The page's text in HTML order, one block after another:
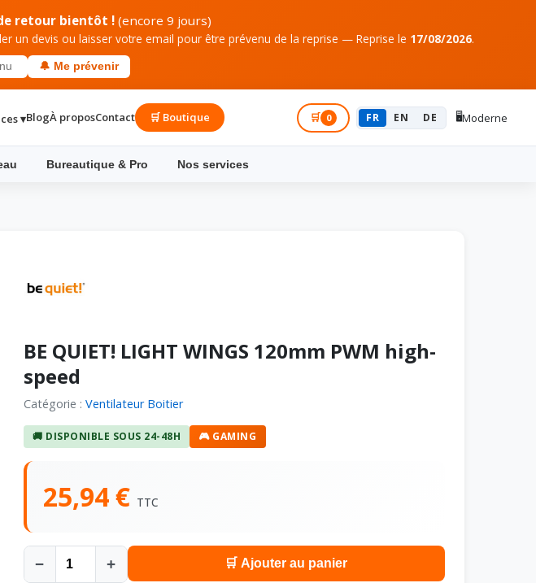
retour bientôt ! (encore 9 jours)
un devis ou laisser votre email pour être prévenu de la reprise — Reprise le 17/08/2026.
🔔 Me prévenir
▾BlogÀ proposContact 🛒 Boutique 🛒 0 FR EN DE 🖥️Moderne
Bureautique & Pro Nos services
BE QUIET! LIGHT WINGS 120mm PWM high-
speed
Catégorie : Ventilateur Boitier
🚚 DISPONIBLE SOUS 24-48H 🎮 GAMING
25,94 € TTC
− + 🛒 Ajouter au panier